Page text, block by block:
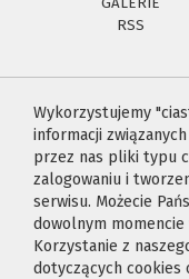
RSS
Wykorzystujemy
informacji
przez nas pliki typu
zalogowaniu i
serwisu. Możecie
dowolnym
Korzystanie z
dotyczących cookies